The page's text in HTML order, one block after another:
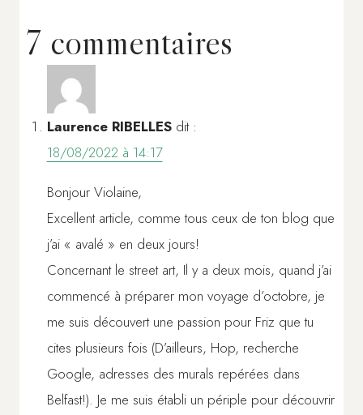
7 commentaires
Laurence RIBELLES dit :
18/08/2022 à 14:17
Bonjour Violaine,
Excellent article, comme tous ceux de ton blog que
j’ai « avalé » en deux jours!
Concernant le street art, Il y a deux mois, quand j’ai
commencé à préparer mon voyage d’octobre, je
me suis découvert une passion pour Friz que tu
cites plusieurs fois (D’ailleurs, Hop, recherche
Google, adresses des murals repérées dans
Belfast!). Je me suis établi un périple pour découvrir